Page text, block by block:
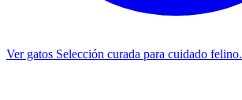
Ver gatos Selección curada para cuidado felino.